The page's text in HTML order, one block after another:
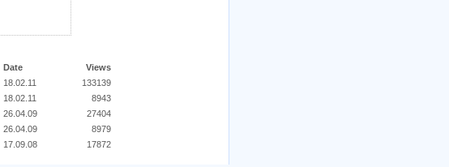
Date
Views
18.02.11
133139
18.02.11
8943
26.04.09
27404
26.04.09
8979
17.09.08 17872